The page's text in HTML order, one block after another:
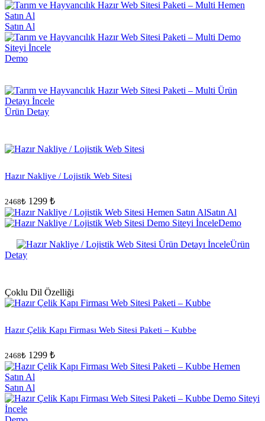
Satın Al
Demo
Ürün Detay
Hazır Nakliye / Lojistik Web Sitesi
2468₺ 1299 ₺
Satın Al
Demo
Ürün
Detay
Çoklu Dil Özelliği
Hazır Çelik Kapı Firması Web Sitesi Paketi – Kubbe
2468₺ 1299 ₺
Satın Al